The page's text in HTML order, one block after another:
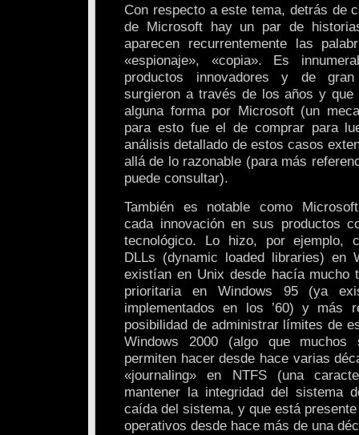
Con respecto a este tema, detrás de
de Microsoft hay un par de
aparecen recurrentemente las
«espionaje», «copia». Es
productos innovadores y de
surgieron a través de los años y que
alguna forma por Microsoft (un
para esto fue el de comprar para
análisis detallado de estos casos
allá de lo razonable (para más
puede consultar).
También es notable como
cada innovación en sus productos
tecnológico. Lo hizo, por ejemplo,
DLLs (dynamic loaded libraries) en
existían en Unix desde hacía mucho
prioritaria en Windows 95 (ya
implementados en los ’60) y más
posibilidad de administrar límites de
Windows 2000 (algo que muchos
permiten hacer desde hace varias
«journaling» en NTFS (una
mantener la integridad del sistema
caída del sistema, y que está
operativos desde hace más de una